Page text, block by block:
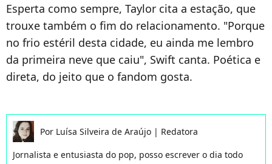
Esperta como sempre, Taylor cita a estação, que
trouxe também o fim do relacionamento. "Porque
no frio estéril desta cidade, eu ainda me lembro
da primeira neve que caiu", Swift canta. Poética e
direta, do jeito que o fandom gosta.
Por Luísa Silveira de Araújo | Redatora
Jornalista e entusiasta do pop, posso escrever o dia todo